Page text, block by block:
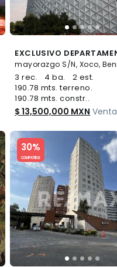
3 rec. 4 ba.
2 est.
190.78 mts. terreno.
190.78 mts. constr..
$ 13,500,000 MXN Venta
30%
COMPATIBLE
Slide 1 of 5